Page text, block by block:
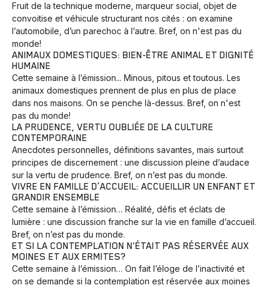
Fruit de la technique moderne, marqueur social, objet de
convoitise et véhicule structurant nos cités : on examine
l’automobile, d’un parechoc à l’autre. Bref, on n'est pas du
monde!
ANIMAUX DOMESTIQUES: BIEN-ÊTRE ANIMAL ET DIGNITÉ
HUMAINE
Cette semaine à l’émission... Minous, pitous et toutous. Les
animaux domestiques prennent de plus en plus de place
dans nos maisons. On se penche là-dessus. Bref, on n'est
pas du monde!
LA PRUDENCE, VERTU OUBLIÉE DE LA CULTURE
CONTEMPORAINE
Anecdotes personnelles, définitions savantes, mais surtout
principes de discernement : une discussion pleine d’audace
sur la vertu de prudence. Bref, on n’est pas du monde.
VIVRE EN FAMILLE D’ACCUEIL: ACCUEILLIR UN ENFANT ET
GRANDIR ENSEMBLE
Cette semaine à l’émission… Réalité, défis et éclats de
lumière : une discussion franche sur la vie en famille d’accueil.
Bref, on n’est pas du monde.
ET SI LA CONTEMPLATION N'ÉTAIT PAS RÉSERVÉE AUX
MOINES ET AUX ERMITES?
Cette semaine à l’émission… On fait l’éloge de l’inactivité et
on se demande si la contemplation est réservée aux moines